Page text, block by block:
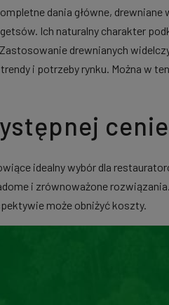
dania główne,
Ich naturalny charakter
drewnianych
i potrzeby rynku. Można w
cenie
idealny wybór dla
i zrównoważone
może obniżyć koszty.